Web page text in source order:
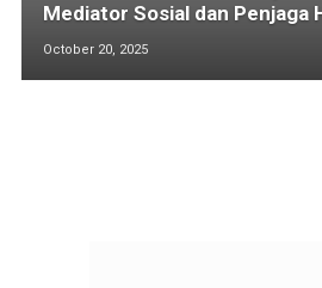
Mediator Sosial dan Penjaga
October 20, 2025